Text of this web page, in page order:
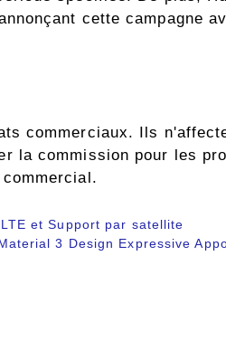
cette campagne
commerciaux. Ils
la commission pour les
et Support par satellite
3 Design Expressive